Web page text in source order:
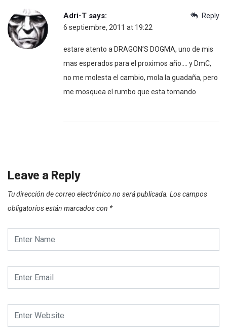
Reply
Adri-T says:
6 septiembre, 2011 at 19:22
estare atento a DRAGON’S DOGMA, uno de mis
mas esperados para el proximos año…. y DmC,
no me molesta el cambio, mola la guadaña, pero
me mosquea el rumbo que esta tomando
Leave a Reply
Tu dirección de correo electrónico no será publicada. Los campos
obligatorios están marcados con *